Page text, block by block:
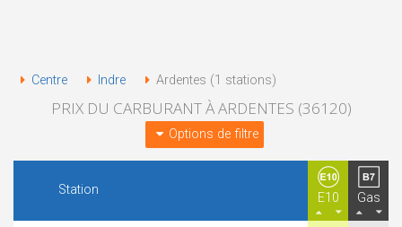
Centre Indre Ardentes (1 stations)
PRIX DU CARBURANT À ARDENTES (36120)
Options de filtre
Station
E10 Gas